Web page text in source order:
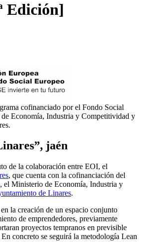
Edición]
cofinanciado por el Fondo Social
Economía, Industria y Competitividad y
jaén
de la colaboración entre EOI, el
, que cuenta con la cofinanciación del
el Ministerio de Economía, Industria y
de Linares.
la creación de un espacio conjunto
de emprendedores, previamente
proyectos tempranos en previsible
concreto se seguirá la metodología Lean